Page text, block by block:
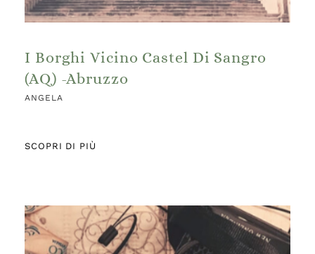
I Borghi Vicino Castel Di Sangro
(AQ) -Abruzzo
ANGELA
SCOPRI DI PIÙ